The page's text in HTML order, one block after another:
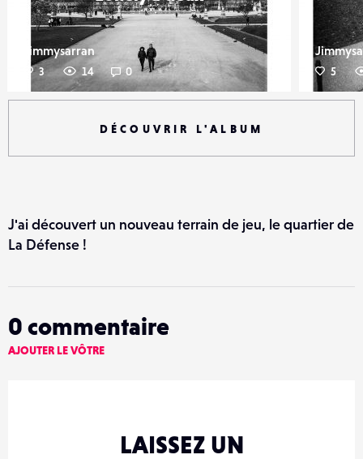
Jimmysarran
3 14 0 5
DÉCOUVRIR L'ALBUM
J'ai découvert un nouveau terrain de jeu, le quartier de
La Défense !
0 commentaire
AJOUTER LE VÔTRE
LAISSEZ UN